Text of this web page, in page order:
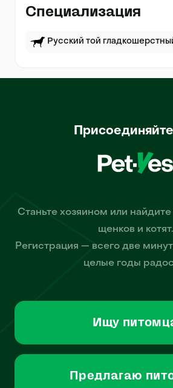
Специализация
Русский той
Станьте хозяином или
щенков и котят.
Регистрация — всего две
целые годы
Ищу
Предлагаю